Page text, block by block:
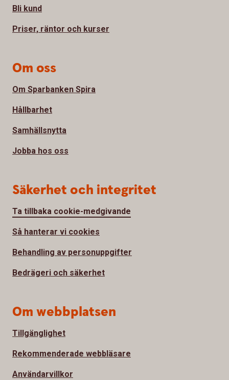
Bli kund
Priser, räntor och kurser
Om oss
Om Sparbanken Spira
Hållbarhet
Samhällsnytta
Jobba hos oss
Säkerhet och integritet
Ta tillbaka cookie-medgivande
Så hanterar vi cookies
Behandling av personuppgifter
Bedrägeri och säkerhet
Om webbplatsen
Tillgänglighet
Rekommenderade webbläsare
Användarvillkor